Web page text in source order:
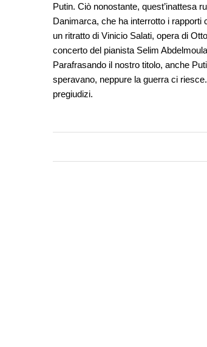
Putin. Ciò nonostante, quest’inattesa
Danimarca, che ha interrotto i rapporti
un ritratto di Vinicio Salati, opera di
concerto del pianista Selim
Parafrasando il nostro titolo, anche
speravano, neppure la guerra ci
pregiudizi.